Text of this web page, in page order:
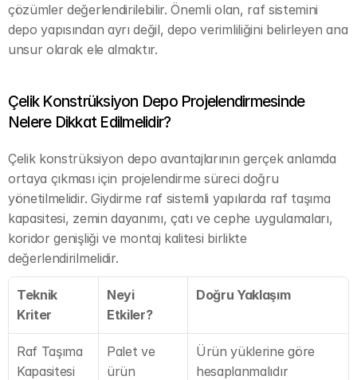
çözümler değerlendirilebilir. Önemli olan, raf sistemini
depo yapısından ayrı değil, depo verimliliğini belirleyen ana
unsur olarak ele almaktır.
Çelik Konstrüksiyon Depo Projelendirmesinde
Nelere Dikkat Edilmelidir?
Çelik konstrüksiyon depo avantajlarının gerçek anlamda
ortaya çıkması için projelendirme süreci doğru
yönetilmelidir. Giydirme raf sistemli yapılarda raf taşıma
kapasitesi, zemin dayanımı, çatı ve cephe uygulamaları,
koridor genişliği ve montaj kalitesi birlikte
değerlendirilmelidir.
Teknik
Kriter
Neyi
Etkiler?
Doğru Yaklaşım
Raf Taşıma
Kapasitesi
Palet ve
ürün
Ürün yüklerine göre
hesaplanmalıdır